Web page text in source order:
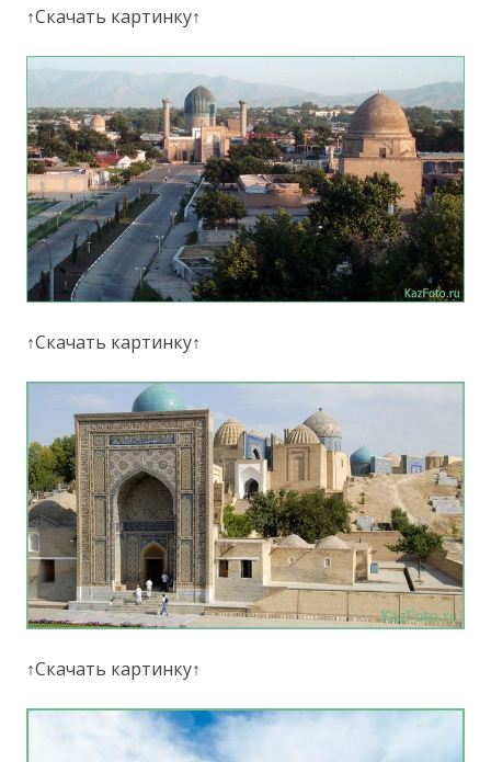
↑Скачать картинку↑
↑Скачать картинку↑
↑Скачать картинку↑